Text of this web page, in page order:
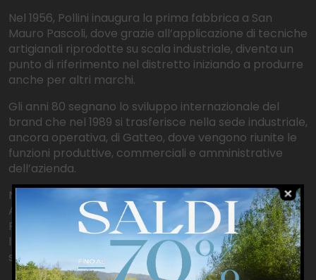
Nel 1956, Pollini inaugura la prima fabbrica a San
Mauro Pascoli, dove grazie all’applicazione di tecniche
artigianali riprodotte su scala industriale, diventa un
punto di riferimento nel distretto iniziando a produrre
anche per altri marchi.
Gli anni 80 segnano lo sviluppo internazionale del
brand che nel 1989 si trasferisce nella sede industriale,
ancora operativa, di Gatteo, dove vengono riunite le
funzioni produttive, commerciali e amministrative
dell’azienda.
Nel 2001, Pollini passa sotto il controllo del Gruppo
Aeffe, parent company dei marchi Moschino, Alberta
Ferretti e Philosophy di Lorenzo Serafini, per i quali
l’azienda calzaturiera sviluppa le linee di borse e
scarpe.